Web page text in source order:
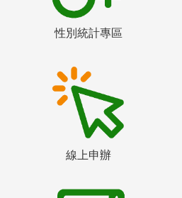
性別統計專區
線上申辦